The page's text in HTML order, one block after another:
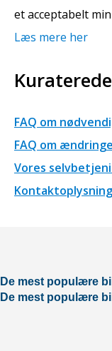
et acceptabelt
Læs mere her
FAQ om
FAQ om
Vores
De mest populære
De mest populære